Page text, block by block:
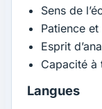
Sens de
Patience
Esprit
Capacité à
Langues